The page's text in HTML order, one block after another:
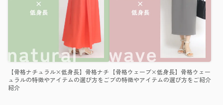
【骨格ナチュラル×低身長】骨格ナチ
ュラルの特徴やアイテムの選び方をご
紹介
【骨格ウェーブ×低身長】骨格ウェー
ブの特徴やアイテムの選び方をご紹介